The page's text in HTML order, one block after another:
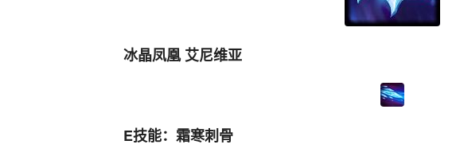
冰晶凤凰 艾尼维亚
E技能：霜寒刺骨